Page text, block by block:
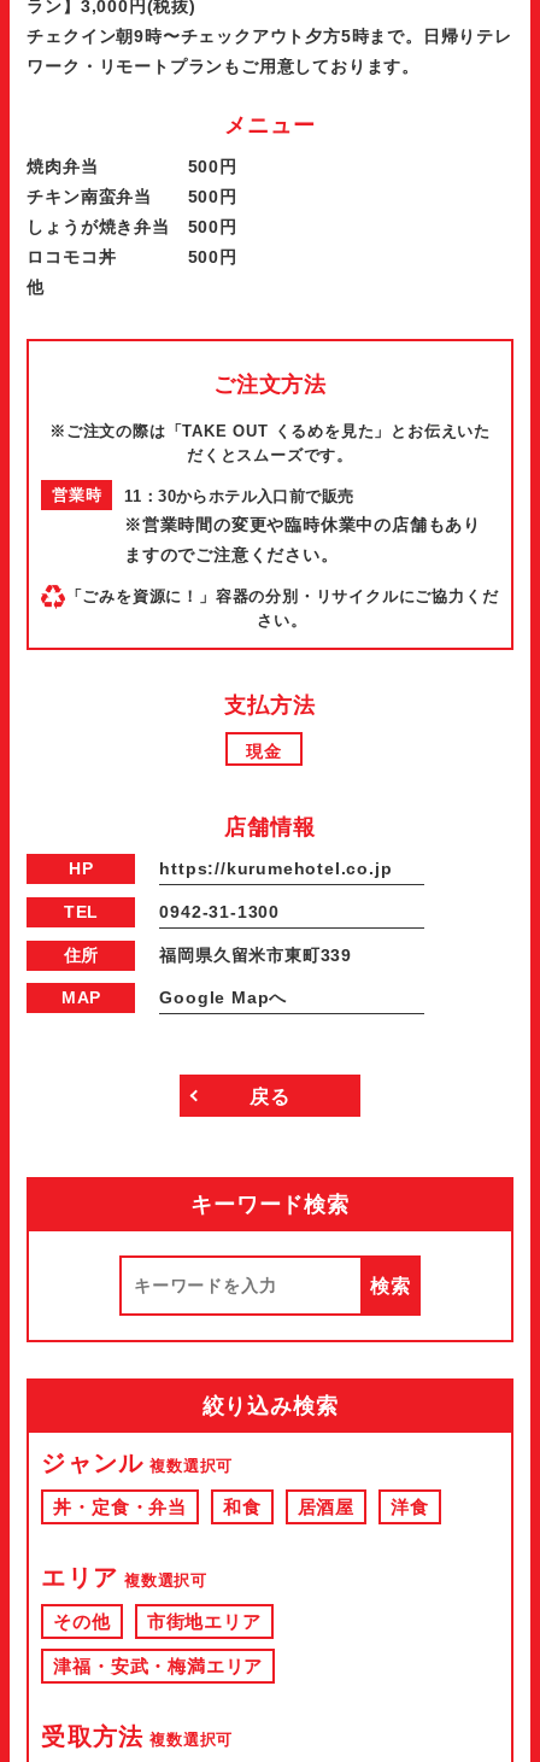
ラン】3,000円(税抜)
チェクイン朝9時〜チェックアウト夕方5時まで。日帰りテレ
ワーク・リモートプランもご用意しております。
メニュー
焼肉弁当 500円
チキン南蛮弁当 500円
しょうが焼き弁当 500円
ロコモコ丼 500円
他
ご注文方法
※ご注文の際は「TAKE OUT くるめを見た」とお伝えいた
だくとスムーズです。
営業時
11：30からホテル入口前で販売
※営業時間の変更や臨時休業中の店舗もあり
ますのでご注意ください。
「ごみを資源に！」容器の分別・リサイクルにご協力くだ
さい。
支払方法
現金
店舗情報
HP https://kurumehotel.co.jp
TEL 0942-31-1300
住所 福岡県久留米市東町339
MAP Google Mapへ
戻る
キーワード検索
絞り込み検索
ジャンル 複数選択可
丼・定食・弁当 和食 居酒屋 洋食
エリア 複数選択可
その他 市街地エリア
津福・安武・梅満エリア
受取方法 複数選択可